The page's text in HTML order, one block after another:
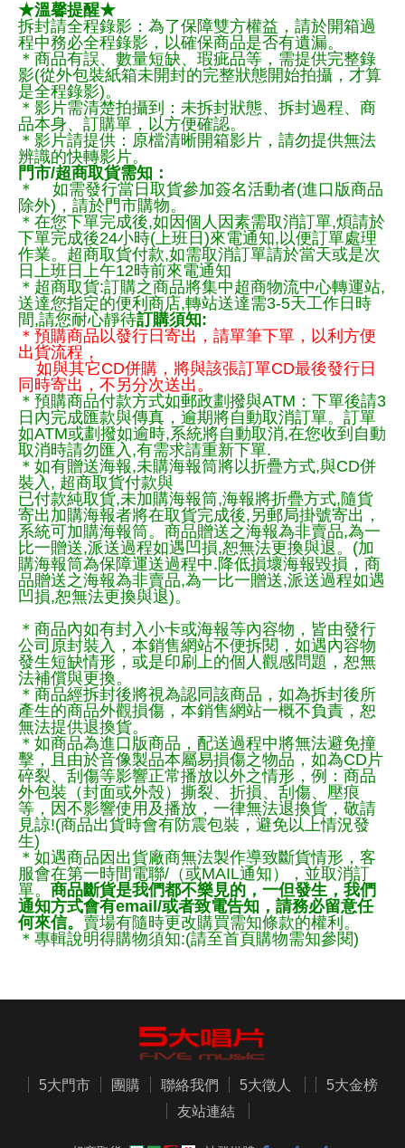
★溫馨提醒★
拆封請全程錄影：為了保障雙方權益，請於開箱過
程中務必全程錄影，以確保商品是否有遺漏。
＊商品有誤、數量短缺、瑕疵品等，需提供完整錄
影(從外包裝紙箱未開封的完整狀態開始拍攝，才算
是全程錄影)。
＊影片需清楚拍攝到：未拆封狀態、拆封過程、商
品本身、訂購單，以方便確認。
＊影片請提供：原檔清晰開箱影片，請勿提供無法
辨識的快轉影片。
門市/超商取貨需知：
＊ 如需發行當日取貨參加簽名活動者(進口版商品
除外)，請於門市購物。
＊在您下單完成後,如因個人因素需取消訂單,煩請於
下單完成後24小時(上班日)來電通知,以便訂單處理
作業。超商取貨付款,如需取消訂單請於當天或是次
日上班日上午12時前來電通知
＊超商取貨:訂購之商品將集中超商物流中心轉運站,
送達您指定的便利商店,轉站送達需3-5天工作日時
間,請您耐心靜待訂購須知:
＊預購商品以發行日寄出，請單筆下單，以利方便
出貨流程，
如與其它CD併購，將與該張訂單CD最後發行日
同時寄出，不另分次送出。
＊預購商品付款方式如郵政劃撥與ATM：下單後請3
日內完成匯款與傳真，逾期將自動取消訂單。訂單
如ATM或劃撥如逾時,系統將自動取消,在您收到自動
取消時請勿匯入,有需求請重新下單.
＊如有贈送海報,未購海報筒將以折疊方式,與CD併
裝入, 超商取貨付款與
已付款純取貨,未加購海報筒,海報將折疊方式,隨貨
寄出加購海報者將在取貨完成後,另郵局掛號寄出，
系統可加購海報筒。商品贈送之海報為非賣品,為一
比一贈送,派送過程如遇凹損,恕無法更換與退。(加
購海報筒為保障運送過程中.降低損壞海報毀損，商
品贈送之海報為非賣品,為一比一贈送,派送過程如遇
凹損,恕無法更換與退)。
＊商品內如有封入小卡或海報等內容物，皆由發行
公司原封裝入，本銷售網站不便拆閱，如遇內容物
發生短缺情形，或是印刷上的個人觀感問題，恕無
法補償與更換。
＊商品經拆封後將視為認同該商品，如為拆封後所
產生的商品外觀損傷，本銷售網站一概不負責，恕
無法提供退換貨。
＊如商品為進口版商品，配送過程中將無法避免撞
擊，且由於音像製品本屬易損傷之物品，如為CD片
碎裂、刮傷等影響正常播放以外之情形，例：商品
外包裝（封面或外殼）撕裂、折損、刮傷、壓痕
等，因不影響使用及播放，一律無法退換貨，敬請
見諒!(商品出貨時會有防震包裝，避免以上情況發
生)
＊如遇商品因出貨廠商無法製作導致斷貨情形，客
服會在第一時間電聯/（或MAIL通知），並取消訂
單。 商品斷貨是我們都不樂見的，一但發生，我們
通知方式會有email/或者致電告知，請務必留意任
何來信。 賣場有隨時更改購買需知條款的權利。
＊專輯說明得購物須知:(請至首頁購物需知參閱)
5大門市 團購 聯絡我們 5大徵人
5大金榜
友站連結